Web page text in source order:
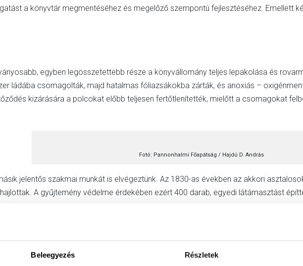
Beleegyezés Részletek
a könyvtár megmentéséhez és megelőző szempontú fejlesztéséhez. Emellett
egyben legösszetettebb része a könyvállomány teljes lepakolása és
ládába csomagolták, majd hatalmas fóliazsákokba zárták, és anoxiás –
kizárására a polcokat előbb teljesen fertőtlenítették, mielőtt a csomagokat
Fotó: Pannonhalmi Főapátság / Hajdú D. András
jelentős szakmai munkát is elvégeztünk. Az 1830-as években az akkori
A gyűjtemény védelme érdekében ezért 400 darab, egyedi látámasztást
a Főapátság takarító csapata alaposan megtisztította a bútorzatot a lerakódott
a polcok fertőtlenítésének. 1600 négyzetméter felületet kezeltek le
a meglévő fertőzéseket, hanem évtizedes védelmet is nyújt a károsító hatások –